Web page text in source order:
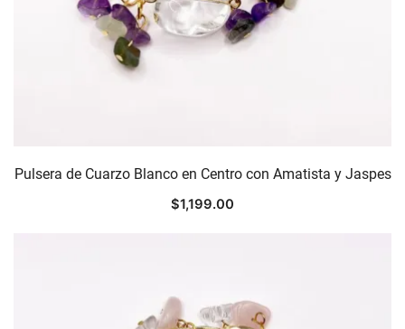
Pulsera de Cuarzo Blanco en Centro con Amatista y Jaspes
$1,199.00